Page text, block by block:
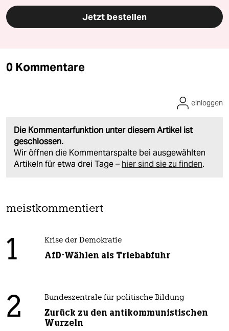
Jetzt bestellen
0 Kommentare
Die Kommentarfunktion unter diesem Artikel ist
geschlossen.
Wir öffnen die Kommentarspalte bei ausgewählten
Artikeln für etwa drei Tage – hier sind sie zu finden.
einloggen
meistkommentiert
1 Krise der Demokratie
AfD-Wählen als Triebabfuhr
2 Bundeszentrale für politische Bildung
Zurück zu den antikommunistischen
Wurzeln